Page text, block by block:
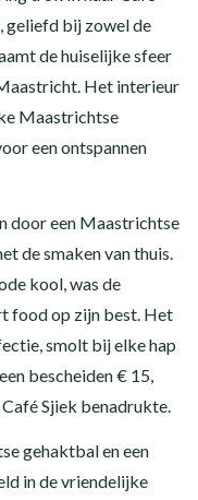
geliefd bij zowel de
de huiselijke sfeer
Het interieur
Maastrichtse
een ontspannen
door een Maastrichtse
de smaken van thuis.
kool, was de
food op zijn best. Het
smolt bij elke hap
bescheiden € 15,
Sjiek benadrukte.
gehaktbal en een
in de vriendelijke